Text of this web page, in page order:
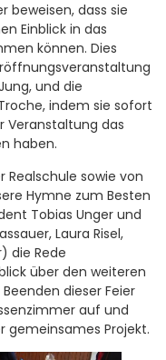
beweisen, dass sie
Einblick in das
können. Dies
und die
indem sie sofort
Veranstaltung das
haben.
Realschule sowie von
Hymne zum Besten
Tobias Unger und
Laura Risel,
die Rede
über den weiteren
dieser Feier
auf und
gemeinsames Projekt.